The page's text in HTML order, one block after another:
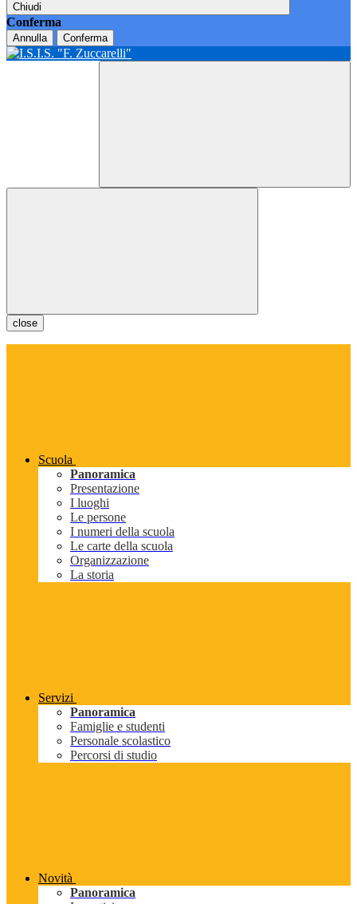
Chiudi
Conferma
Annulla Conferma
close
Scuola
Panoramica
Presentazione
I luoghi
Le persone
I numeri della scuola
Le carte della scuola
Organizzazione
La storia
Servizi
Panoramica
Famiglie e studenti
Personale scolastico
Percorsi di studio
Novità
Panoramica